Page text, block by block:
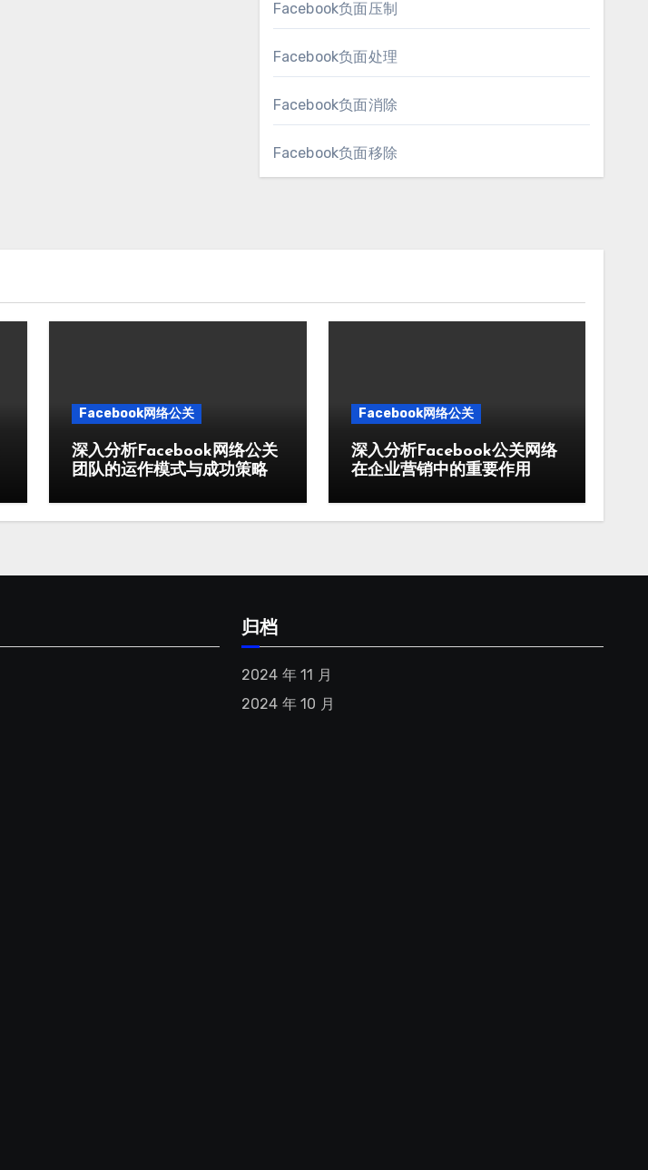
Facebook负面压制
Facebook负面处理
Facebook负面消除
Facebook负面移除
Facebook网络公关
深入分析Facebook网络公关
团队的运作模式与成功策略
Facebook网络公关
深入分析Facebook公关网络
在企业营销中的重要作用
归档
2024 年 11 月
2024 年 10 月